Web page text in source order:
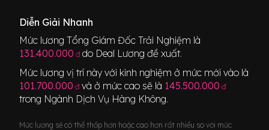
Diễn Giải Nhanh
Mức lươngTổng Giám Đốc Trải Nghiệm là
131.400.000 đdo Deal Lương đề xuất.
Mức lương vị trí này với kinh nghiệm ở mức mới vào là
101.700.000 đ và ở mức cao sẽ là 145.500.000 đ
trong Ngành Dịch Vụ Hàng Không.
Mức lương sẽ có thể thấp hơn hoặc cao hơn rất nhiều so với mức